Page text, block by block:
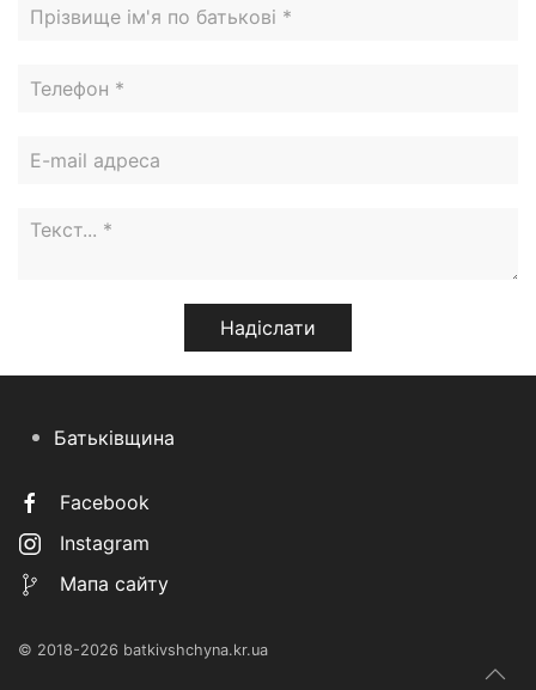
Батьківщина
Facebook
Instagram
Мапа сайту
© 2018-2026 batkivshchyna.kr.ua